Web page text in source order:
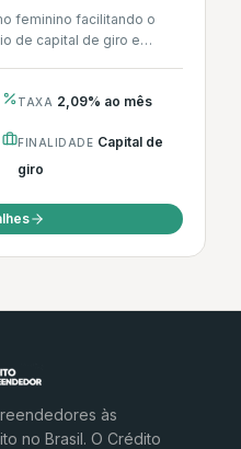
feminino facilitando o
de capital de giro e
TAXA 2,09% ao mês
FINALIDADE Capital de
giro
às
no Brasil. O Crédito